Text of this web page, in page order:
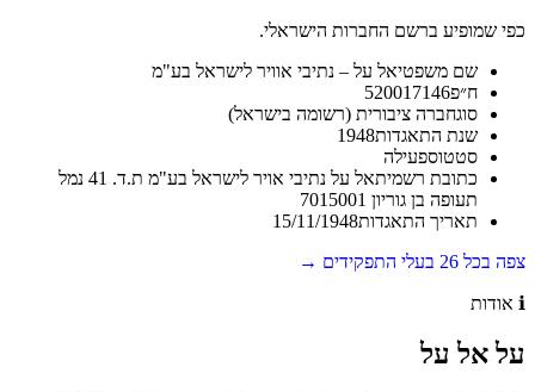
כפי שמופיע ברשם החברות הישראלי.
שם משפטיאל על – נתיבי אוויר לישראל בע"מ
ח״פ520017146
סוגחברה ציבורית (רשומה בישראל)
שנת התאגדות1948
סטטוספעילה
כתובת רשמית
אל על נתיבי אויר לישראל בע"מ ת.ד. 41 נמל
תעופה בן גוריון 7015001
תאריך התאגדות15/11/1948
צפה בכל 26 בעלי התפקידים →
ℹ️ אודות
עלאל על